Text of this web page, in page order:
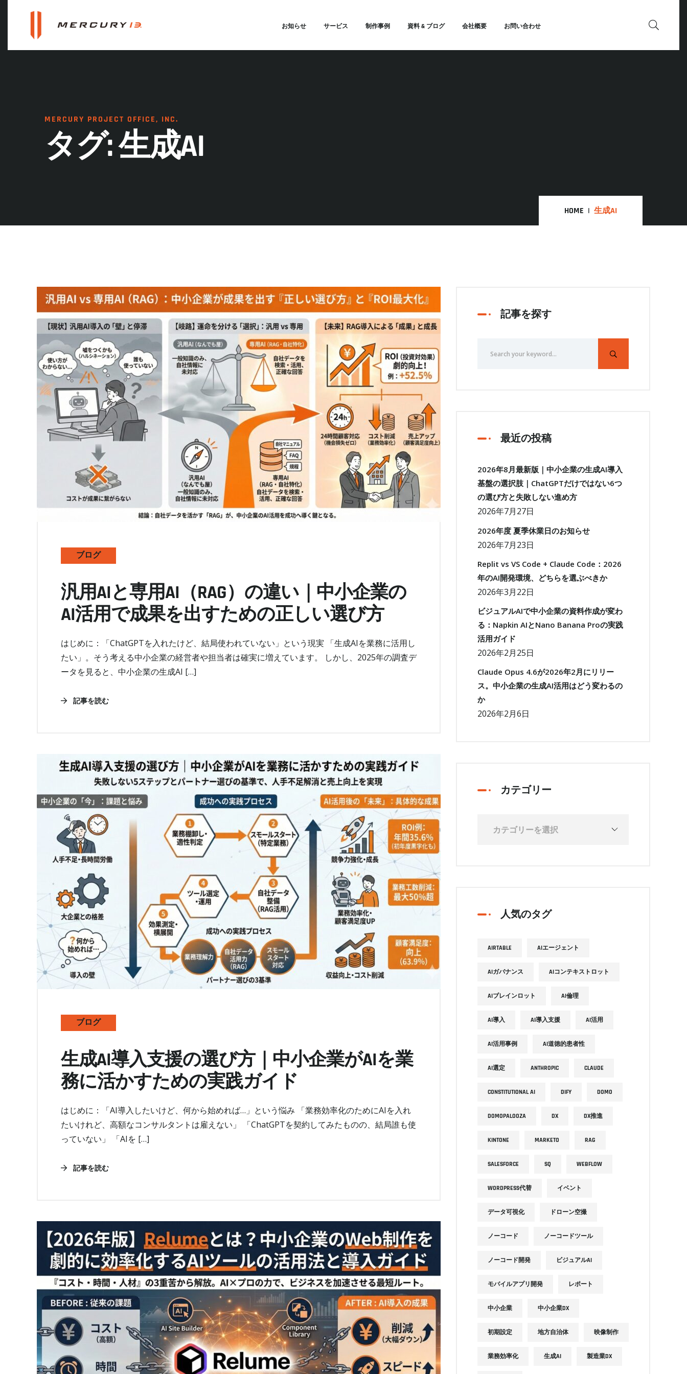
お知らせ サービス 制作事例 資料 & ブログ 会社概要 お問い合わせ
MERCURY PROJECT OFFICE, INC.
タグ:生成AI
HOME 生成AI
ブログ
汎用AIと専用AI（RAG）の違い｜中小企業の
AI活用で成果を出すための正しい選び方
はじめに：「ChatGPTを入れたけど、結局使われていない」という現実 「生成AIを業務に活用し
たい」。そう考える中小企業の経営者や担当者は確実に増えています。 しかし、2025年の調査デ
ータを見ると、中小企業の生成AI […]
記事を読む
ブログ
生成AI導入支援の選び方｜中小企業がAIを業
務に活かすための実践ガイド
はじめに：「AI導入したいけど、何から始めれば…」という悩み 「業務効率化のためにAIを入れ
たいけれど、高額なコンサルタントは雇えない」 「ChatGPTを契約してみたものの、結局誰も使
っていない」 「AIを […]
記事を読む
記事を探す
最近の投稿
2026年8月最新版｜中小企業の生成AI導入
基盤の選択肢｜ChatGPTだけではない6つ
の選び方と失敗しない進め方
2026年7月27日
2026年度 夏季休業日のお知らせ
2026年7月23日
Replit vs VS Code + Claude Code：2026
年のAI開発環境、どちらを選ぶべきか
2026年3月22日
ビジュアルAIで中小企業の資料作成が変わ
る：Napkin AIとNano Banana Proの実践
活用ガイド
2026年2月25日
Claude Opus 4.6が2026年2月にリリー
ス。中小企業の生成AI活用はどう変わるの
か
2026年2月6日
カテゴリー
人気のタグ
AIRTABLE AIエージェント
AIガバナンス AIコンテキストロット
AIブレインロット AI倫理
AI導入 AI導入支援 AI活用
AI活用事例 AI道徳的患者性
AI選定 ANTHROPIC CLAUDE
CONSTITUTIONAL AI DIFY DOMO
DOMOPALOOZA DX DX推進
KINTONE MARKETO RAG
SALESFORCE SQ WEBFLOW
WORDPRESS代替 イベント
データ可視化 ドローン空撮
ノーコード ノーコードツール
ノーコード開発 ビジュアルAI
モバイルアプリ開発 レポート
中小企業 中小企業DX
初期設定 地方自治体 映像制作
業務効率化 生成AI 製造業DX